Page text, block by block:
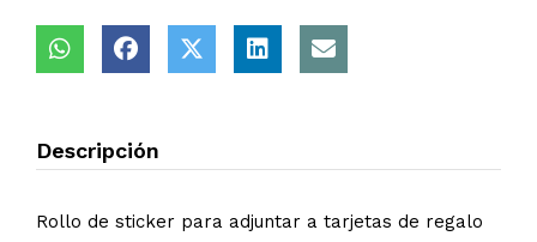
Descripción
Rollo de sticker para adjuntar a tarjetas de regalo